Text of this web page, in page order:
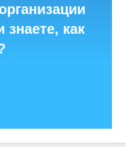
знаете, как